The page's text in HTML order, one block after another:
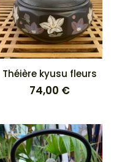
Théière kyusu fleurs
74,00 €